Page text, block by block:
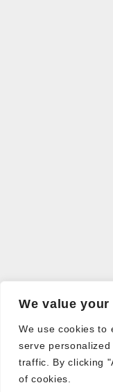
We value
We use cookies to
serve
traffic. By clicking
of cookies.